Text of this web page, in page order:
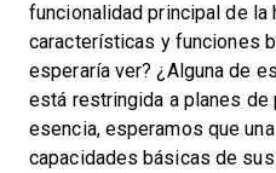
funcionalidad principal de la
características y funciones
esperaría ver? ¿Alguna de
está restringida a planes de
esencia, esperamos que
capacidades básicas de